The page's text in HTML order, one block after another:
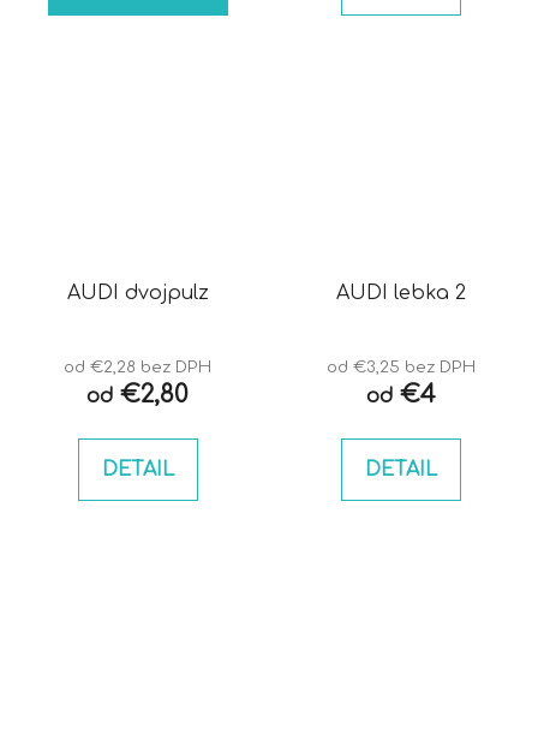
AUDI dvojpulz
od €2,28 bez DPH
od €2,80
DETAIL
AUDI lebka 2
od €3,25 bez DPH
od€4
DETAIL